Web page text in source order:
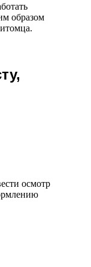
образом
осмотр